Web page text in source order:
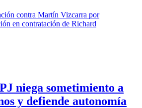
niega sometimiento a
y defiende autonomía